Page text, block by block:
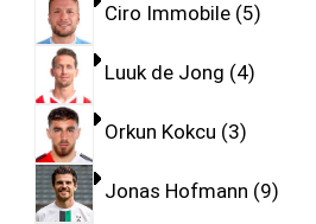
Ciro Immobile 5
Luuk de Jong 4
Orkun Kokcu 3
Jonas Hofmann 9